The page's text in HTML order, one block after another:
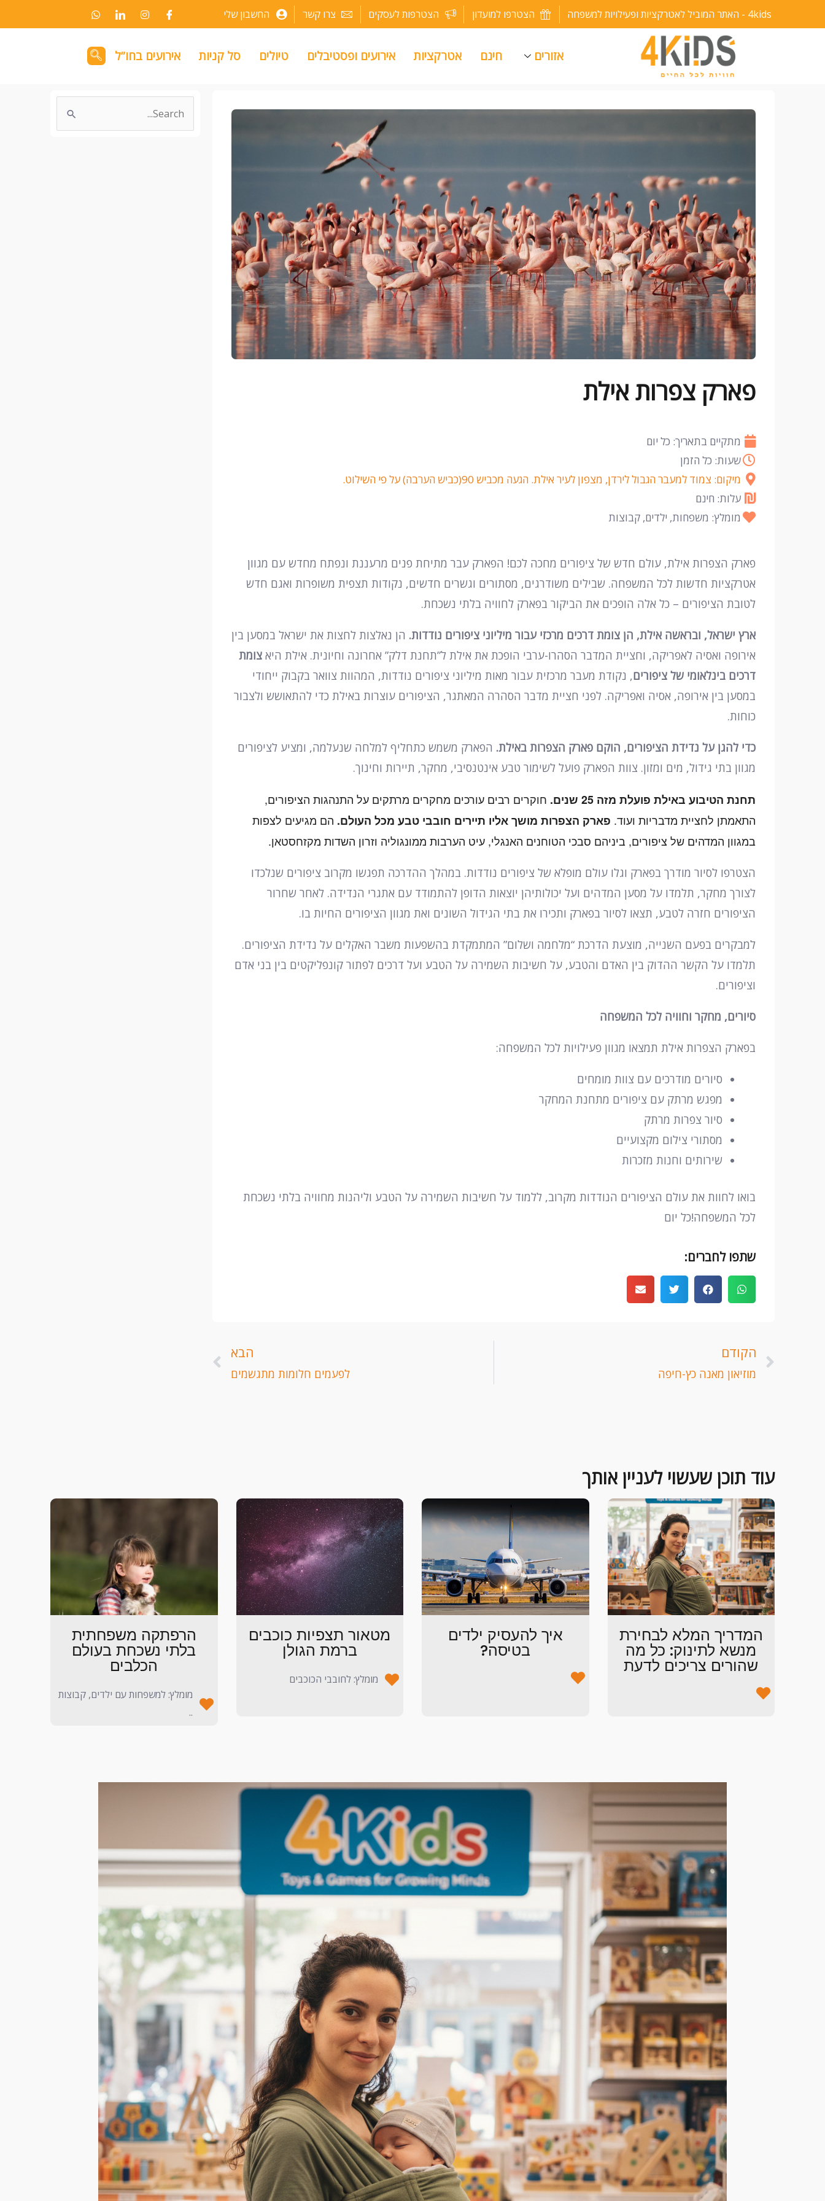
לתוכן
4kids - האתר המוביל לאטרקציות ופעילויות למשפחה הצטרפו למועדון הצטרפות לעסקים צרו קשר החשבון שלי
אזורים חינם אטרקציות אירועים ופסטיבלים טיולים סל קניות אירועים בחו”ל
פארק צפרות אילת
מתקיים בתאריך: כל יום
שעות: כל הזמן
מיקום: צמוד למעבר הגבול לירדן, מצפון לעיר אילת. הגעה מכביש 90(כביש הערבה) על פי השילוט.
עלות: חינם
מומלץ: משפחות, ילדים, קבוצות
פארק הצפרות אילת, עולם חדש של ציפורים מחכה לכם! הפארק עבר מתיחת פנים מרעננת ונפתח מחדש עם מגוון
אטרקציות חדשות לכל המשפחה. שבילים משודרגים, מסתורים וגשרים חדשים, נקודות תצפית משופרות ואגם חדש
לטובת הציפורים – כל אלה הופכים את הביקור בפארק לחוויה בלתי נשכחת.
ארץ ישראל, ובראשה אילת, הן צומת דרכים מרכזי עבור מיליוני ציפורים נודדות. הן נאלצות לחצות את ישראל במסען בין
אירופה ואסיה לאפריקה, וחציית המדבר הסהרו-ערבי הופכת את אילת ל”תחנת דלק” אחרונה וחיונית. אילת היא צומת
דרכים בינלאומי של ציפורים, נקודת מעבר מרכזית עבור מאות מיליוני ציפורים נודדות, המהוות צוואר בקבוק ייחודי
במסען בין אירופה, אסיה ואפריקה. לפני חציית מדבר הסהרה המאתגר, הציפורים עוצרות באילת כדי להתאושש ולצבור
כוחות.
כדי להגן על נדידת הציפורים, הוקם פארק הצפרות באילת. הפארק משמש כתחליף למלחה שנעלמה, ומציע לציפורים
מגוון בתי גידול, מים ומזון. צוות הפארק פועל לשימור טבע אינטנסיבי, מחקר, תיירות וחינוך.
תחנת הטיבוע באילת פועלת מזה 25 שנים.
חוקרים רבים עורכים מחקרים מרתקים על התנהגות הציפורים,
התאמתן לחציית מדבריות ועוד. פארק הצפרות מושך אליו תיירים חובבי טבע מכל העולם. הם מגיעים לצפות
במגוון המדהים של ציפורים, ביניהם סבכי הטוחנים האנגלי, עיט הערבות ממונגוליה וזרון השדות מקזחסטאן.
הצטרפו לסיור מודרך בפארק וגלו עולם מופלא של ציפורים נודדות. במהלך ההדרכה תפגשו מקרוב ציפורים שנלכדו
לצורך מחקר, תלמדו על מסען המדהים ועל יכולותיהן יוצאות הדופן להתמודד עם אתגרי הנדידה. לאחר שחרור
הציפורים חזרה לטבע, תצאו לסיור בפארק ותכירו את בתי הגידול השונים ואת מגוון הציפורים החיות בו.
למבקרים בפעם השנייה, מוצעת הדרכת “מלחמה ושלום” המתמקדת בהשפעות משבר האקלים על נדידת הציפורים.
תלמדו על הקשר ההדוק בין האדם והטבע, על חשיבות השמירה על הטבע ועל דרכים לפתור קונפליקטים בין בני אדם
וציפורים.
סיורים, מחקר וחוויה לכל המשפחה
בפארק הצפרות אילת תמצאו מגוון פעילויות לכל המשפחה:
סיורים מודרכים עם צוות מומחים
מפגש מרתק עם ציפורים מתחנת המחקר
סיור צפרות מרתק
מסתורי צילום מקצועיים
שירותים וחנות מזכרות
בואו לחוות את עולם הציפורים הנודדות מקרוב, ללמוד על חשיבות השמירה על הטבע וליהנות מחוויה בלתי נשכחת
לכל המשפחה!כל יום
שתפו לחברים:
הקודם
מוזיאון מאנה כץ-חיפה
הבא
לפעמים חלומות מתגשמים
Search
for:
עוד תוכן שעשוי לעניין אותך
המדריך המלא לבחירת
מנשא לתינוק: כל מה
שהורים צריכים לדעת
איך להעסיק ילדים
בטיסה?
מטאור תצפיות כוכבים
ברמת הגולן
מומלץ: לחובבי הכוכבים
הרפתקה משפחתית
בלתי נשכחת בעולם
הכלבים
מומלץ: למשפחות עם ילדים, קבוצות
..